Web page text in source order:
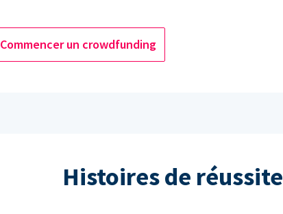
Commencer un crowdfunding
Histoires de réussite